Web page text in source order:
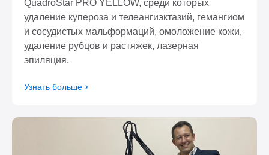
QuadroStar PRO YELLOW, среди которых
удаление купероза и телеангиэктазий, гемангиом
и сосудистых мальформаций, омоложение кожи,
удаление рубцов и растяжек, лазерная
эпиляция.
Узнать больше